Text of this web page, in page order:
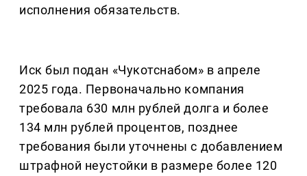
исполнения обязательств.
Иск был подан «Чукотснабом» в апреле
2025 года. Первоначально компания
требовала 630 млн рублей долга и более
134 млн рублей процентов, позднее
требования были уточнены с добавлением
штрафной неустойки в размере более 120